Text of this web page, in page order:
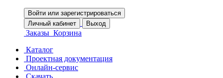
Войти или зарегистрироваться
Личный кабинет
Выход
Заказы Корзина
Каталог
Проектная документация
Онлайн-сервис
Скачать